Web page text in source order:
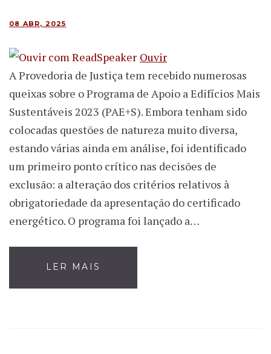
08 ABR, 2025
Ouvir
A Provedoria de Justiça tem recebido numerosas
queixas sobre o Programa de Apoio a Edifícios Mais
Sustentáveis 2023 (PAE+S). Embora tenham sido
colocadas questões de natureza muito diversa,
estando várias ainda em análise, foi identificado
um primeiro ponto crítico nas decisões de
exclusão: a alteração dos critérios relativos à
obrigatoriedade da apresentação do certificado
energético. O programa foi lançado a…
LER MAIS